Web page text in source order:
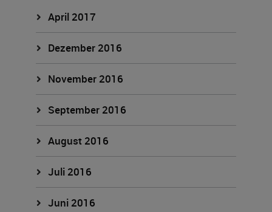
April 2017
Dezember 2016
November 2016
September 2016
August 2016
Juli 2016
Juni 2016